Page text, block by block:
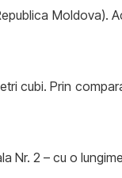
Moldova).
cubi. Prin
Nr. 2 – cu o